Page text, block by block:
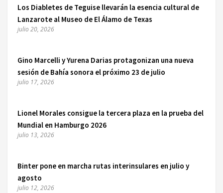
Los Diabletes de Teguise llevarán la esencia cultural de
Lanzarote al Museo de El Álamo de Texas
julio 20, 2026
Gino Marcelli y Yurena Darias protagonizan una nueva
sesión de Bahía sonora el próximo 23 de julio
julio 17, 2026
Lionel Morales consigue la tercera plaza en la prueba del
Mundial en Hamburgo 2026
julio 13, 2026
Binter pone en marcha rutas interinsulares en julio y
agosto
julio 12, 2026